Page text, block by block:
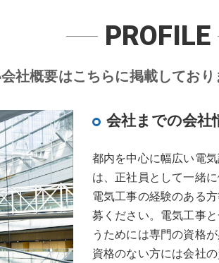
社概要はこちらに掲載してお
PROFILE
会社までの会社
都内を中心に幅広い電
は、正社員として一緒
電気工事の経験のある
募ください。電気工事
うためには専門の資格
資格のない方には会社